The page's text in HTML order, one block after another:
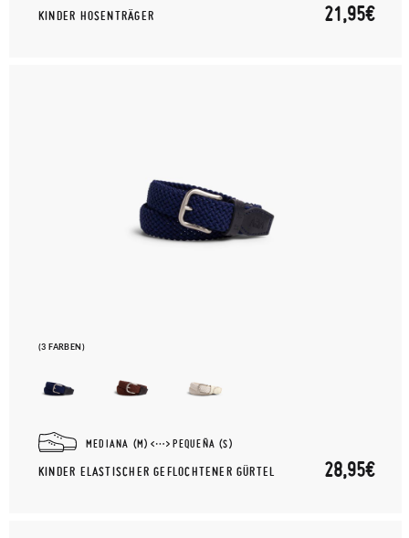
KINDER HOSENTRÄGER 21,95€
(3 FARBEN)
MEDIANA (M) PEQUEÑA (S)
KINDER ELASTISCHER GEFLOCHTENER GÜRTEL 28,95€